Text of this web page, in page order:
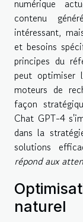
numérique
contenu
intéressant,
et besoins
principes du
peut optimiser
moteurs de
façon
Chat GPT-4
dans la
solutions
répond aux
naturel